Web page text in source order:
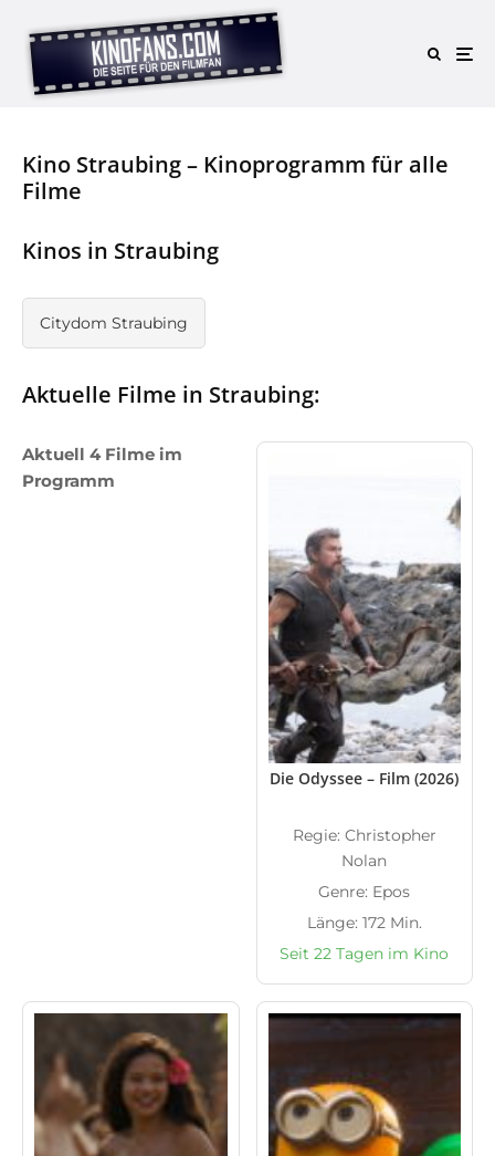
Kino Straubing – Kinoprogramm für alle
Filme
Kinos in Straubing
Citydom Straubing
Aktuelle Filme in Straubing:
Aktuell 4 Filme im
Programm
Die Odyssee – Film (2026)
Regie: Christopher
Nolan
Genre: Epos
Länge: 172 Min.
Seit 22 Tagen im Kino